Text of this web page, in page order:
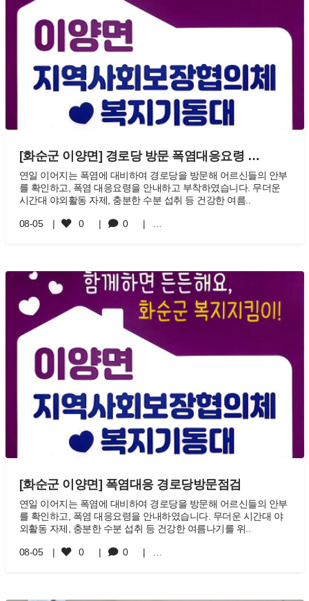
[화순군 이양면] 경로당 방문 폭염대응요령 …
연일 이어지는 폭염에 대비하여 경로당을 방문해 어르신들의 안부
를 확인하고, 폭염 대응요령을 안내하고 부착하였습니다. 무더운
시간대 야외활동 자제, 충분한 수분 섭취 등 건강한 여름..
08-05 0 0 …
[화순군 이양면] 폭염대응 경로당방문점검
연일 이어지는 폭염에 대비하여 경로당을 방문해 어르신들의 안부
를 확인하고, 폭염 대응요령을 안내하였습니다. 무더운 시간대 야
외활동 자제, 충분한 수분 섭취 등 건강한 여름나기를 위..
08-05 0 0